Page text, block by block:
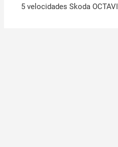
5 velocidades Skoda